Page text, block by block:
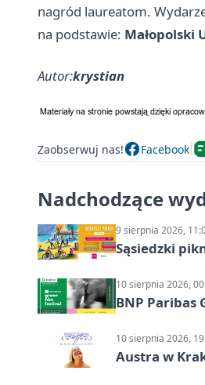
nagród laureatom.
na podstawie: Małopolski
Autor:krystian
Zaobserwuj nas! Facebook
Nadchodzące
9 sierpnia 2026,
Sąsiedzki
10 sierpnia 2026,
BNP Paribas
10 sierpnia 2026,
Austra w